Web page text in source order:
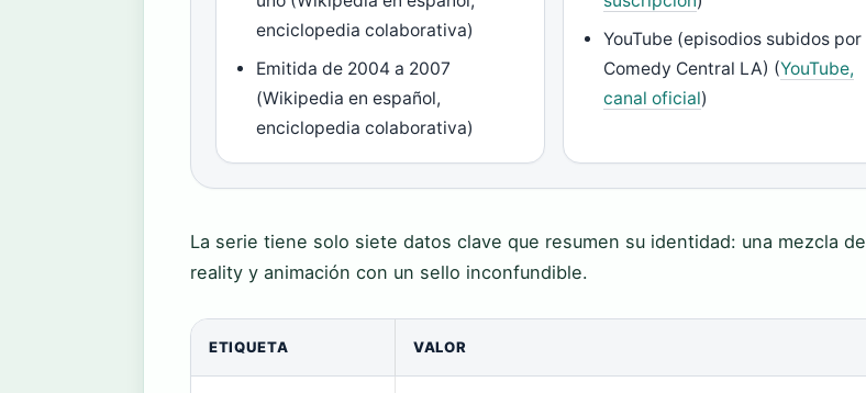
enciclopedia colaborativa)
Emitida de 2004 a 2007
(Wikipedia en español,
enciclopedia colaborativa)
YouTube (episodios subidos por
Comedy Central LA) (YouTube,
canal oficial)
La serie tiene solo siete datos clave que resumen su identidad: una mezcla de
reality y animación con un sello inconfundible.
ETIQUETA VALOR